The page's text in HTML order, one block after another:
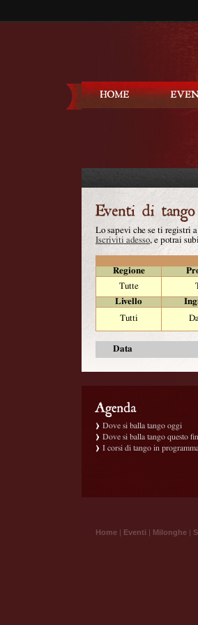
Lo sapevi che se ti registri
Iscriviti adesso, e potrai
Regione
Tutte
Livello
Tutti
Data
Dove si balla tango oggi
Dove si balla tango questo
I corsi di tango in
Home | Eventi | Milonghe |